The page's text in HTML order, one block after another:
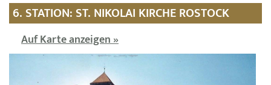
6. STATION: ST. NIKOLAI KIRCHE ROSTOCK
Auf Karte anzeigen »